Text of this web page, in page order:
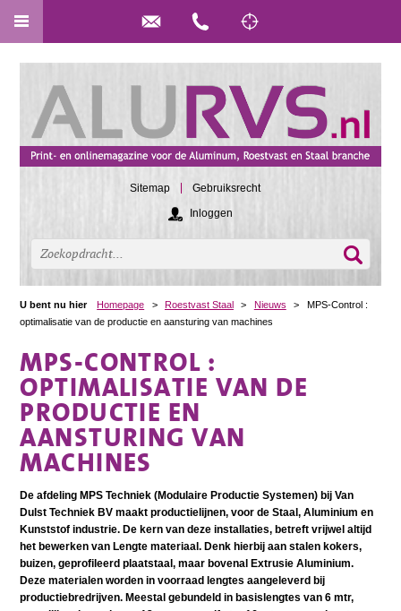
Sitemap
Gebruiksrecht
Inloggen
U bent nu hier Homepage > Roestvast Staal > Nieuws >
MPS-Control :
optimalisatie van de productie en aansturing van machines
MPS-CONTROL :
OPTIMALISATIE VAN DE
PRODUCTIE EN
AANSTURING VAN
MACHINES
De afdeling MPS Techniek (Modulaire Productie Systemen) bij Van
Dulst Techniek BV maakt productielijnen, voor de Staal, Aluminium en
Kunststof industrie. De kern van deze installaties, betreft vrijwel altijd
het bewerken van Lengte materiaal. Denk hierbij aan stalen kokers,
buizen, geprofileerd plaatstaal, maar bovenal Extrusie Aluminium.
Deze materialen worden in voorraad lengtes aangeleverd bij
productiebredrijven. Meestal gebundeld in basislengtes van 6 mtr,